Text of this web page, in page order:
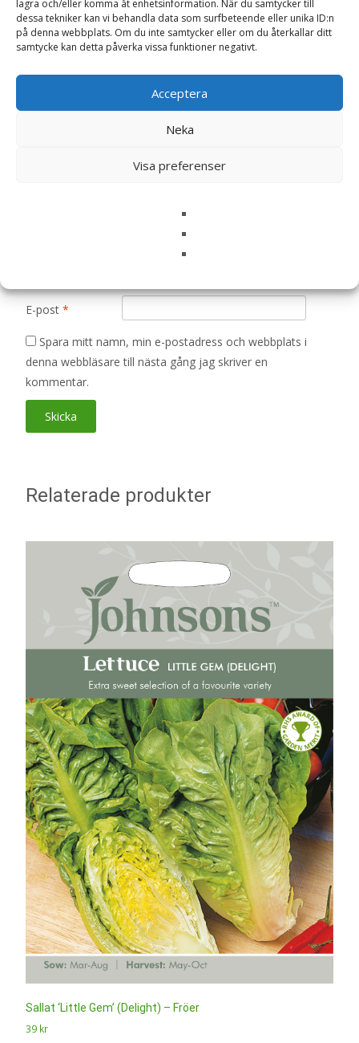
lagra och/eller komma åt enhetsinformation. När du samtycker till
dessa tekniker kan vi behandla data som surfbeteende eller unika ID:n
på denna webbplats. Om du inte samtycker eller om du återkallar ditt
samtycke kan detta påverka vissa funktioner negativt.
Acceptera
Neka
Visa preferenser
Bli först med att recensera
”Sommarrudbeckia ‘Gloriosa Daisies’, frö –
Fröer”
Ditt betyg*
E-post *
Spara mitt namn, min e-postadress och webbplats i
denna webbläsare till nästa gång jag skriver en
kommentar.
Relaterade produkter
Sallat ‘Little Gem’ (Delight) – Fröer
39 kr